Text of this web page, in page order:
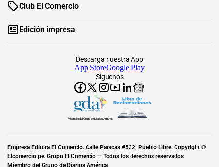
Club El Comercio
Edición impresa
Síguenos
Descarga nuestra App
App StoreGoogle Play
Miembro del Grupo de Diarios América
Empresa Editora El Comercio. Calle Paracas #532, Pueblo Libre. Copyright ©
Elcomercio.pe. Grupo El Comercio — Todos los derechos reservados
Miembro del Grupo de Diarios América